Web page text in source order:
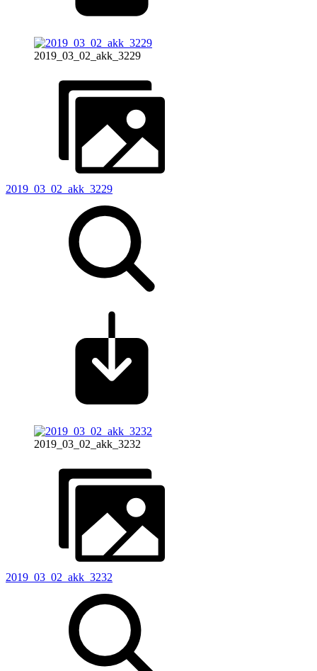
2019_03_02_akk_3229
2019_03_02_akk_3229
2019_03_02_akk_3232
2019_03_02_akk_3232